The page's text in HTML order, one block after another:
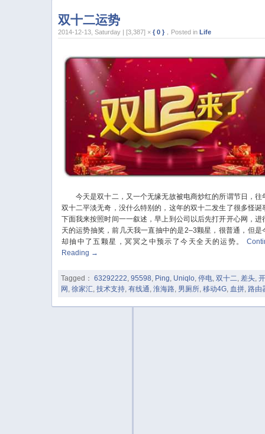
双十二运势
2014-12-13, Saturday | [3,387] ×{ 0 } ，Posted inLife
今天是双十二，又一个无缘无故被电商炒红的所谓节日，往
双十二平淡无奇，没什么特别的，这年的双十二发生了很多怪诞
下面我来按照时间一一叙述，早上到公司以后先打开开心网，进
天的运势抽奖，前几天我一直抽中的是2–3颗星，很普通，但是
却抽中了五颗星，冥冥之中预示了今天全天的运势。
Reading →
Tagged： 63292222,95598, Ping, Uniqlo,停电,双十二, 差头,
网 ,徐家汇,技术支持,有线通,淮海路, 男厕所,移动4G, 血拼,路由